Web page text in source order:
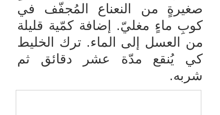
صغيرةٍ من النعناع المُجفّف في
كوبِ ماءٍ مغليّ. إضافة كمّية قليلة
من العسل إلى الماء. ترك الخليط
كي يُنقع مدّة عشر دقائق ثم
شربه.